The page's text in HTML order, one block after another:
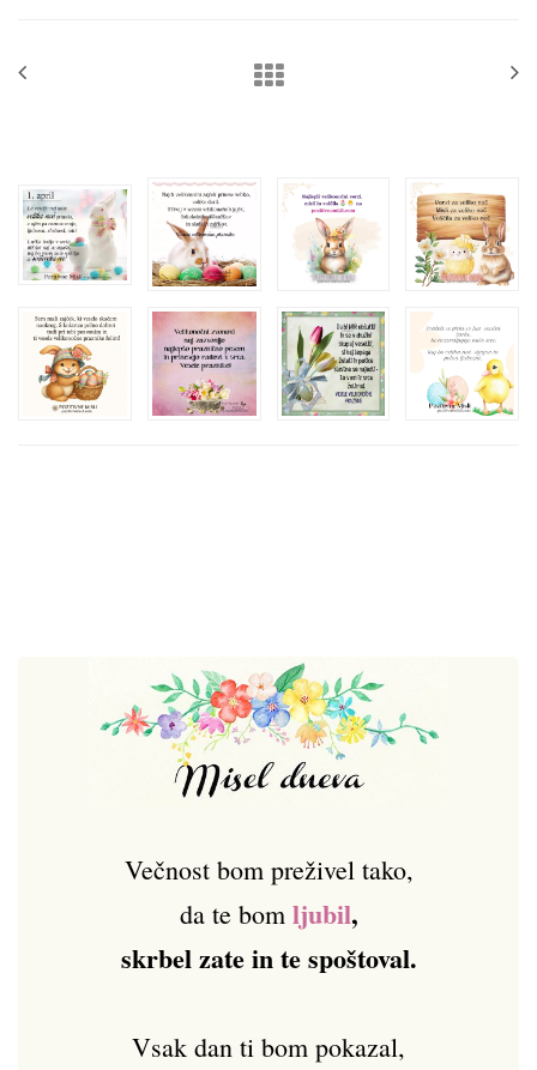
Večnost bom preživel tako,
da te bom ljubil,
skrbel zate in te spoštoval.
Vsak dan ti bom pokazal,